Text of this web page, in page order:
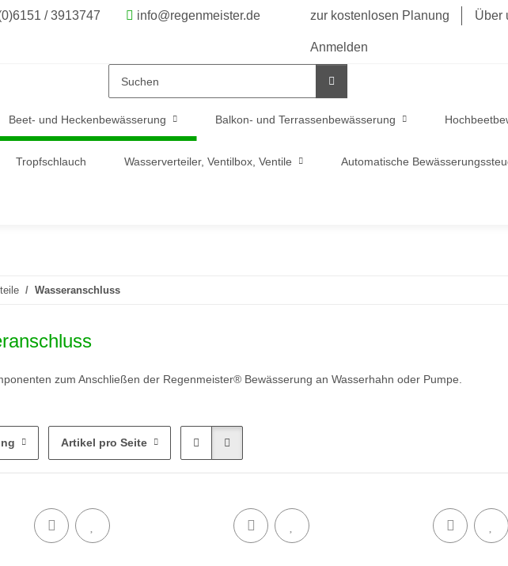
/ 3913747 info@regenmeister.de zur kostenlosen Planung Über
Anmelden
Beet- und Heckenbewässerung Balkon- und Terrassenbewässerung
Tropfschlauch Wasserverteiler, Ventilbox, Ventile Automatische
Wasseranschluss
zum Anschließen der Regenmeister® Bewässerung an Wasserhahn oder Pumpe.
Artikel pro Seite